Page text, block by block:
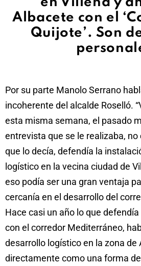
Albacete con el
Quijote’. Son
Por su parte Manolo Serrano
incoherente del alcalde Roselló.
esta misma semana, el pasado
entrevista que se le realizaba,
que lo decía, defendía la
logístico en la vecina ciudad de
eso podía ser una gran ventaja
cercanía en el desarrollo del
Hace casi un año lo que
con el corredor Mediterráneo,
desarrollo logístico en la zona de
directamente como una forma